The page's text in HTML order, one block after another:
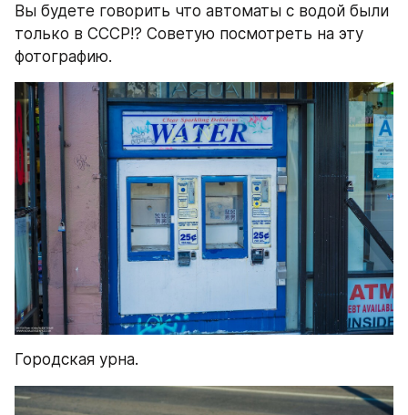
Вы будете говорить что автоматы с водой были
только в СССР!? Советую посмотреть на эту
фотографию.
Городская урна.